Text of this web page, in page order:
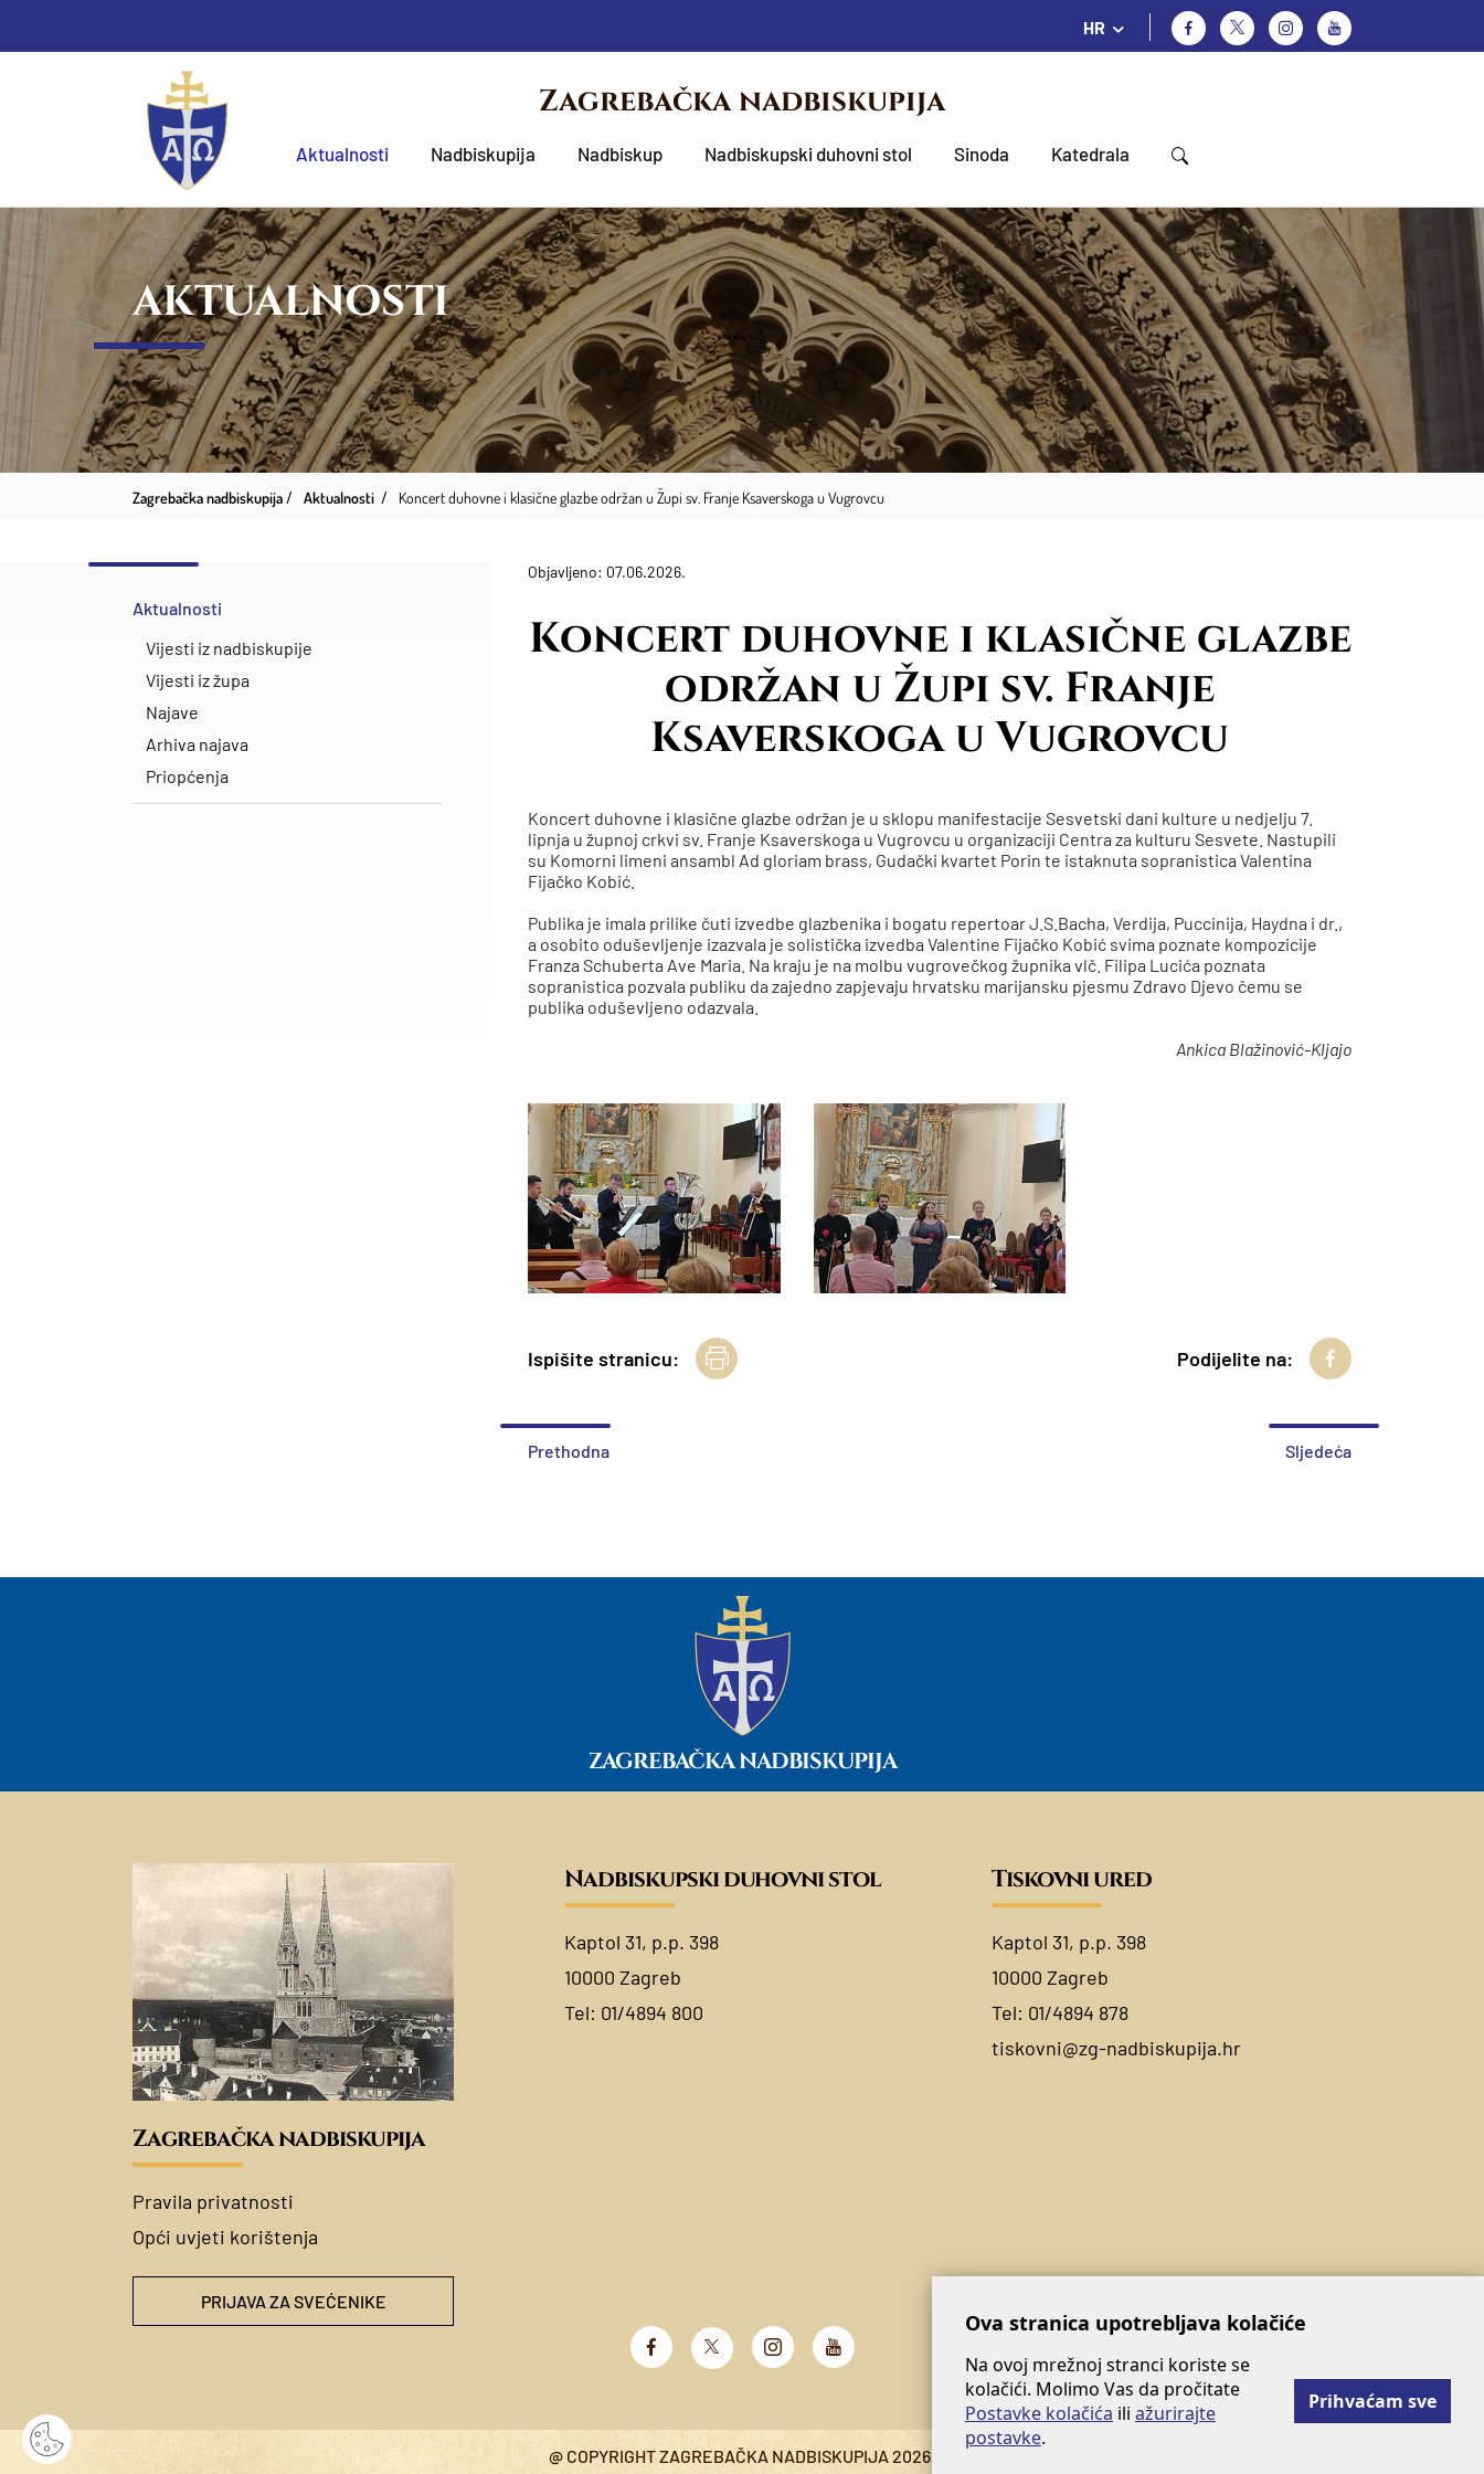
HR
Zagrebačka nadbiskupija
Aktualnosti Nadbiskupija Nadbiskup Nadbiskupski duhovni stol Sinoda Katedrala
AKTUALNOSTI
Zagrebačka nadbiskupija Aktualnosti Koncert duhovne i klasične glazbe održan u Župi sv. Franje Ksaverskoga u Vugrovcu
Aktualnosti
Vijesti iz nadbiskupije
Vijesti iz župa
Najave
Arhiva najava
Priopćenja
Objavljeno: 07.06.2026.
Koncert duhovne i klasične glazbe
održan u Župi sv. Franje
Ksaverskoga u Vugrovcu
Koncert duhovne i klasične glazbe održan je u sklopu manifestacije Sesvetski dani kulture u nedjelju 7.
lipnja u župnoj crkvi sv. Franje Ksaverskoga u Vugrovcu u organizaciji Centra za kulturu Sesvete. Nastupili
su Komorni limeni ansambl Ad gloriam brass, Gudački kvartet Porin te istaknuta sopranistica Valentina
Fijačko Kobić.
Publika je imala prilike čuti izvedbe glazbenika i bogatu repertoar J.S.Bacha, Verdija, Puccinija, Haydna i dr.,
a osobito oduševljenje izazvala je solistička izvedba Valentine Fijačko Kobić svima poznate kompozicije
Franza Schuberta Ave Maria. Na kraju je na molbu vugrovečkog župnika vlč. Filipa Lucića poznata
sopranistica pozvala publiku da zajedno zapjevaju hrvatsku marijansku pjesmu Zdravo Djevo čemu se
publika oduševljeno odazvala.
Ankica Blažinović-Kljajo
Ispišite stranicu: Podijelite na:
Prethodna Sljedeća
ZAGREBAČKA NADBISKUPIJA
Zagrebačka nadbiskupija
Pravila privatnosti
Opći uvjeti korištenja
PRIJAVA ZA SVEĆENIKE
Nadbiskupski duhovni stol
Kaptol 31, p.p. 398
10000 Zagreb
Tel: 01/4894 800
Tiskovni ured
Kaptol 31, p.p. 398
10000 Zagreb
Tel: 01/4894 878
tiskovni@zg-nadbiskupija.hr
@ COPYRIGHT ZAGREBAČKA NADBISKUPIJA 2026.
Ova stranica upotrebljava kolačiće
Na ovoj mrežnoj stranci koriste se
kolačići. Molimo Vas da pročitate
Postavke kolačića ili ažurirajte
postavke.
Prihvaćam sve